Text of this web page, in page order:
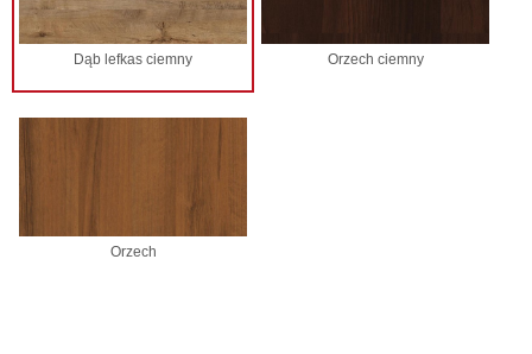
Dąb lefkas ciemny Orzech ciemny
Orzech